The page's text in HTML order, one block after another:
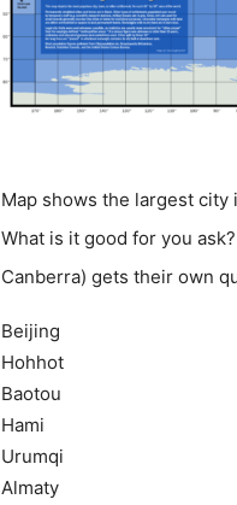
Map shows the largest
What is it good for you
Canberra) gets their own
Beijing
Hohhot
Baotou
Hami
Urumqi
Almaty